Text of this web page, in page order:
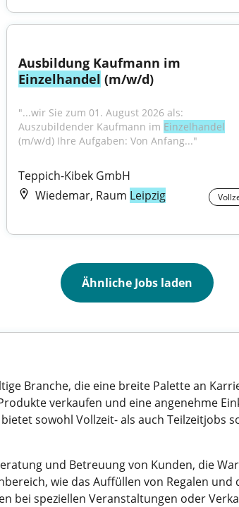
Einzelhandel (m/w/d)
"...wir Sie zum 01. August 2026 als:
Auszubildender Kaufmann im Einzelhandel
(m/w/d) Ihre Aufgaben: Von Anfang..."
Teppich-Kibek GmbH
Wiedemar, Raum Leipzig
Ähnliche Jobs laden
Branche, die eine breite Palette an
verkaufen und eine angenehme
sowohl Vollzeit- als auch Teilzeitjobs
und Betreuung von Kunden, die
wie das Auffüllen von Regalen
bei speziellen Veranstaltungen oder